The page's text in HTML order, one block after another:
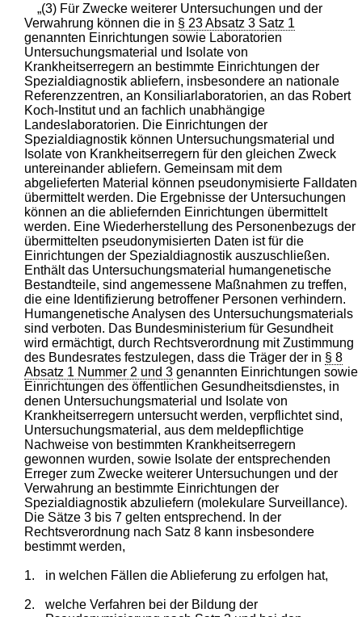
„(3) Für Zwecke weiterer Untersuchungen und der
Verwahrung können die in § 23 Absatz 3 Satz 1
genannten Einrichtungen sowie Laboratorien
Untersuchungsmaterial und Isolate von
Krankheitserregern an bestimmte Einrichtungen der
Spezialdiagnostik abliefern, insbesondere an nationale
Referenzzentren, an Konsiliarlaboratorien, an das Robert
Koch-Institut und an fachlich unabhängige
Landeslaboratorien. Die Einrichtungen der
Spezialdiagnostik können Untersuchungsmaterial und
Isolate von Krankheitserregern für den gleichen Zweck
untereinander abliefern. Gemeinsam mit dem
abgelieferten Material können pseudonymisierte Falldaten
übermittelt werden. Die Ergebnisse der Untersuchungen
können an die abliefernden Einrichtungen übermittelt
werden. Eine Wiederherstellung des Personenbezugs der
übermittelten pseudonymisierten Daten ist für die
Einrichtungen der Spezialdiagnostik auszuschließen.
Enthält das Untersuchungsmaterial humangenetische
Bestandteile, sind angemessene Maßnahmen zu treffen,
die eine Identifizierung betroffener Personen verhindern.
Humangenetische Analysen des Untersuchungsmaterials
sind verboten. Das Bundesministerium für Gesundheit
wird ermächtigt, durch Rechtsverordnung mit Zustimmung
des Bundesrates festzulegen, dass die Träger der in § 8
Absatz 1 Nummer 2 und 3 genannten Einrichtungen sowie
Einrichtungen des öffentlichen Gesundheitsdienstes, in
denen Untersuchungsmaterial und Isolate von
Krankheitserregern untersucht werden, verpflichtet sind,
Untersuchungsmaterial, aus dem meldepflichtige
Nachweise von bestimmten Krankheitserregern
gewonnen wurden, sowie Isolate der entsprechenden
Erreger zum Zwecke weiterer Untersuchungen und der
Verwahrung an bestimmte Einrichtungen der
Spezialdiagnostik abzuliefern (molekulare Surveillance).
Die Sätze 3 bis 7 gelten entsprechend. In der
Rechtsverordnung nach Satz 8 kann insbesondere
bestimmt werden,
1. in welchen Fällen die Ablieferung zu erfolgen hat,
2.
welche Verfahren bei der Bildung der